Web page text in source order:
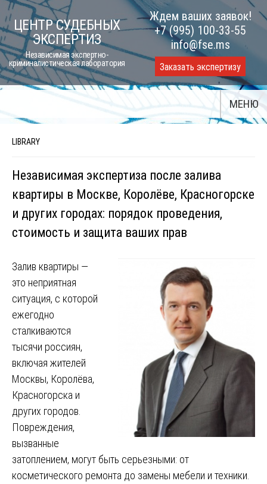
Skip
to
content
ЦЕНТР СУДЕБНЫХ
ЭКСПЕРТИЗ
Независимая экспертно-
криминалистическая лаборатория
Ждем ваших заявок!
+7 (995) 100-33-55
info@fse.ms
Заказать экспертизу
МЕНЮ
LIBRARY
Независимая экспертиза после залива
квартиры в Москве, Королёве, Красногорске
и других городах: порядок проведения,
стоимость и защита ваших прав
Залив квартиры —
это неприятная
ситуация, с которой
ежегодно
сталкиваются
тысячи россиян,
включая жителей
Москвы, Королёва,
Красногорска и
других городов.
Повреждения,
вызванные
затоплением, могут быть серьезными: от
косметического ремонта до замены мебели и техники.